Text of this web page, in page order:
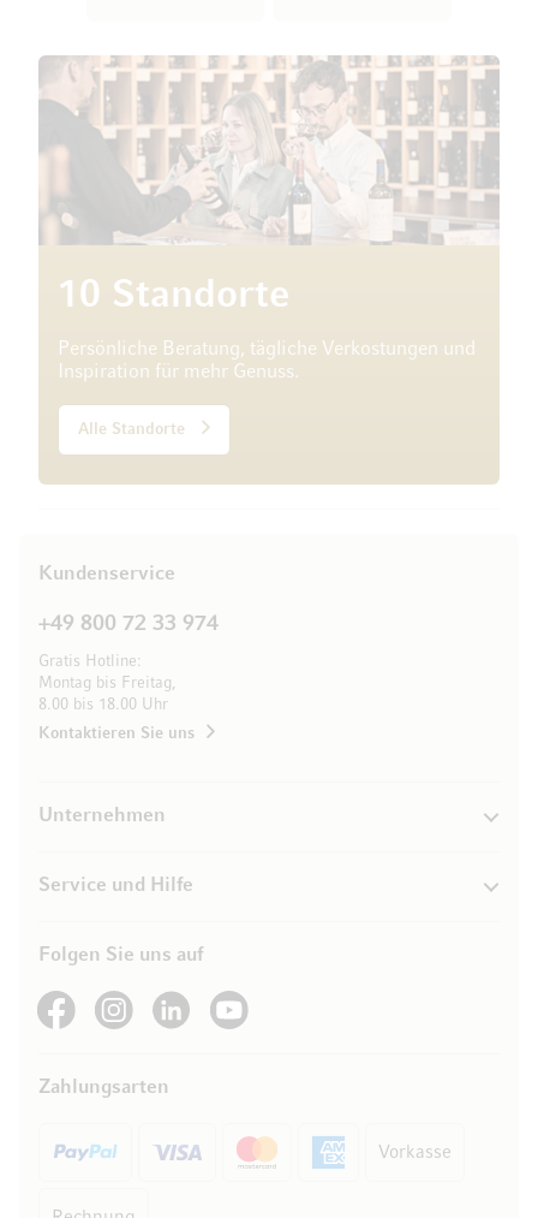
10 Standorte
Persönliche Beratung, tägliche Verkostungen und
Inspiration für mehr Genuss.
Alle Standorte
Kundenservice
+49 800 72 33 974
Gratis Hotline:
Montag bis Freitag,
8.00 bis 18.00 Uhr
Kontaktieren Sie uns
Unternehmen
Service und Hilfe
Folgen Sie uns auf
See our FacebookSee our Instagram account
See our LinkedInSee our YouTube channel
Zahlungsarten
Vorkasse